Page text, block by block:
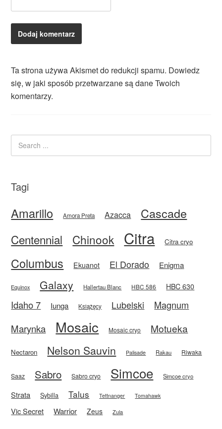
Ta strona używa Akismet do redukcji spamu. Dowiedz
się, w jaki sposób przetwarzane są dane Twoich
komentarzy.
Tagi
Amarillo Amora Preta Azacca Cascade
Centennial Chinook Citra Citra cryo
Columbus Ekuanot El Dorado Enigma
Equinox Galaxy Hallertau Blanc HBC 586 HBC 630
Idaho 7 Iunga Książęcy Lubelski
Magnum
Marynka
Mosaic Mosaic cryo Motueka
Nectaron Nelson Sauvin Palisade Rakau Riwaka
Saaz Sabro Sabro cryo Simcoe Simcoe cryo
Strata Sybilla Talus Tettnanger Tomahawk
Vic Secret Warrior Zeus Zula